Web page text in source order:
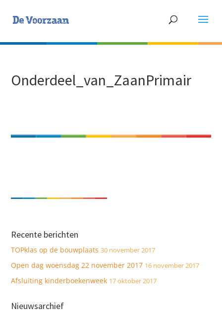
Onderdeel_van_ZaanPrimair
Recente berichten
TOPklas op de bouwplaats 30 november 2017
Open dag woensdag 22 november 2017 16 november 2017
Afsluiting kinderboekenweek 17 oktober 2017
Nieuwsarchief